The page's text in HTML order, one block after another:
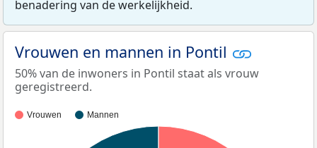
benadering van de werkelijkheid.
Vrouwen en mannen in Pontil
50% van de inwoners in Pontil staat als vrouw
geregistreerd.
Vrouwen Mannen